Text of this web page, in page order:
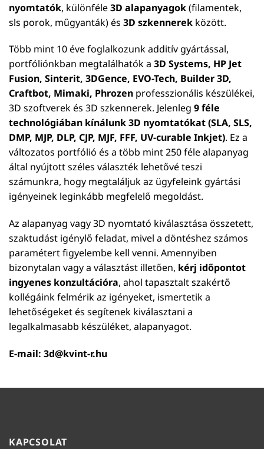
nyomtatók, különféle3D alapanyagok(filamentek,
sls porok, műgyanták) és 3D szkennerek között.
Több mint 10 éve foglalkozunk additív gyártással,
portfóliónkban megtalálhatók a 3D Systems, HP Jet
Fusion, Sinterit, 3DGence, EVO-Tech, Builder 3D,
Craftbot, Mimaki, Phrozen professzionális készülékei,
3D szoftverek és 3D szkennerek. Jelenleg 9 féle
technológiában kínálunk 3D nyomtatókat (SLA, SLS,
DMP, MJP, DLP, CJP, MJF, FFF, UV-curable Inkjet). Ez a
változatos portfólió és a több mint 250 féle alapanyag
által nyújtott széles választék lehetővé teszi
számunkra, hogy megtaláljuk az ügyfeleink gyártási
igényeinek leginkább megfelelő megoldást.
Az alapanyag vagy 3D nyomtató kiválasztása összetett,
szaktudást igénylő feladat, mivel a döntéshez számos
paramétert figyelembe kell venni. Amennyiben
bizonytalan vagy a választást illetően, kérj időpontot
ingyenes konzultációra, ahol tapasztalt szakértő
kollégáink felmérik az igényeket, ismertetik a
lehetőségeket és segítenek kiválasztani a
legalkalmasabb készüléket, alapanyagot.
E-mail: 3d@kvint-r.hu
KAPCSOLAT